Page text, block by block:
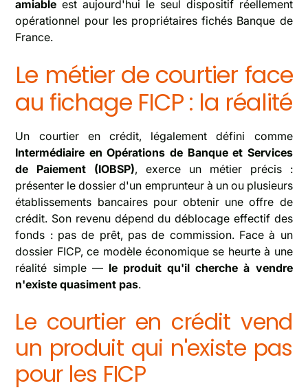
amiable est aujourd'hui le seul dispositif réellement
opérationnel pour les propriétaires fichés Banque de
France.
Le métier de courtier face
au fichage FICP : la réalité
Un courtier en crédit, légalement défini comme
Intermédiaire en Opérations de Banque et Services
de Paiement (IOBSP), exerce un métier précis :
présenter le dossier d'un emprunteur à un ou plusieurs
établissements bancaires pour obtenir une offre de
crédit. Son revenu dépend du déblocage effectif des
fonds : pas de prêt, pas de commission. Face à un
dossier FICP, ce modèle économique se heurte à une
réalité simple — le produit qu'il cherche à vendre
n'existe quasiment pas.
Le courtier en crédit vend
un produit qui n'existe pas
pour les FICP